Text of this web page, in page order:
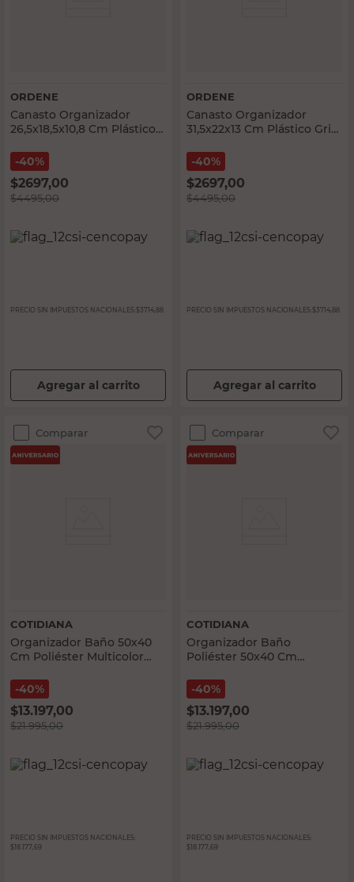
ORDENE
Canasto Organizador
26,5x18,5x10,8 Cm Plástico
40%
$2697,00
$4495,00
PRECIO SIN IMPUESTOS NACIONALES: $3714,88
Agregar al carrito
ORDENE
Canasto Organizador
31,5x22x13 Cm Plástico Gris
40%
$2697,00
$4495,00
PRECIO SIN IMPUESTOS NACIONALES: $3714,88
Agregar al carrito
Comparar
COTIDIANA
Organizador Baño 50x40
Cm Poliéster Multicolor
40%
$13.197,00
$21.995,00
PRECIO SIN IMPUESTOS NACIONALES:
$18.177,69
Comparar
COTIDIANA
Organizador Baño
Poliéster 50x40 Cm
40%
$13.197,00
$21.995,00
PRECIO SIN IMPUESTOS NACIONALES:
$18.177,69